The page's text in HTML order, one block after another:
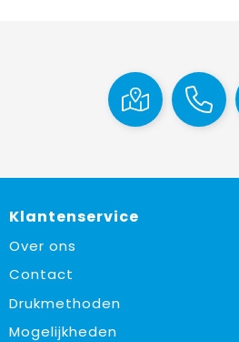
Klantenservice
Over ons
Contact
Drukmethoden
Mogelijkheden